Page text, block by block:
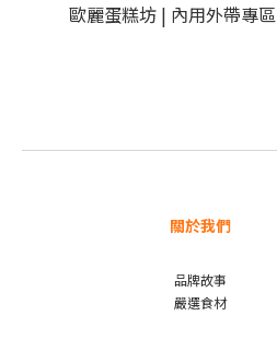
歐麗蛋糕坊 | 內用外帶專區
關於我們
品牌故事
嚴選食材